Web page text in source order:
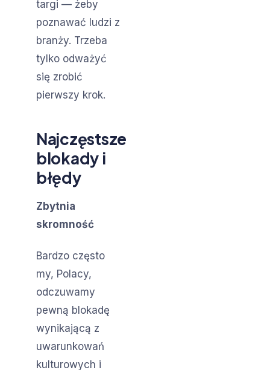
targi — żeby
poznawać ludzi z
branży. Trzeba
tylko odważyć
się zrobić
pierwszy krok.
Najczęstsze
blokady i
błędy
Zbytnia
skromność
Bardzo często
my, Polacy,
odczuwamy
pewną blokadę
wynikającą z
uwarunkowań
kulturowych i